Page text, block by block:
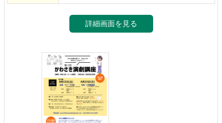
詳細画面を見る